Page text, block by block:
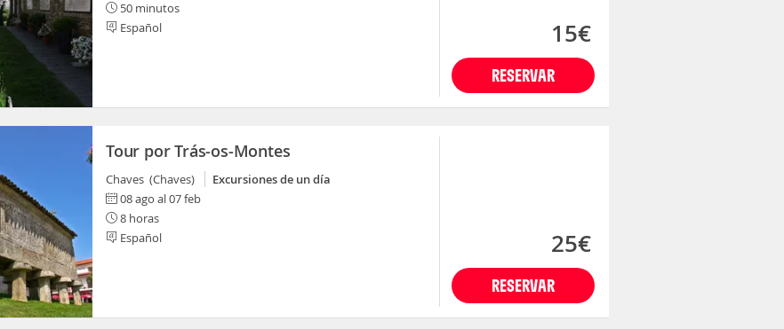
50 minutos
Español
RESERVAR
15€
Tour por Trás-os-Montes
Chaves (Chaves)
Excursiones de un día
08 ago al 07 feb
8 horas
Español
RESERVAR
25€